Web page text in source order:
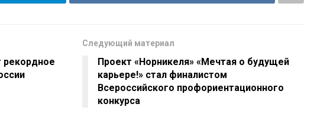
Следующий материал
Проект «Норникеля» «Мечтая о будущей
карьере!» стал финалистом
Всероссийского профориентационного
конкурса